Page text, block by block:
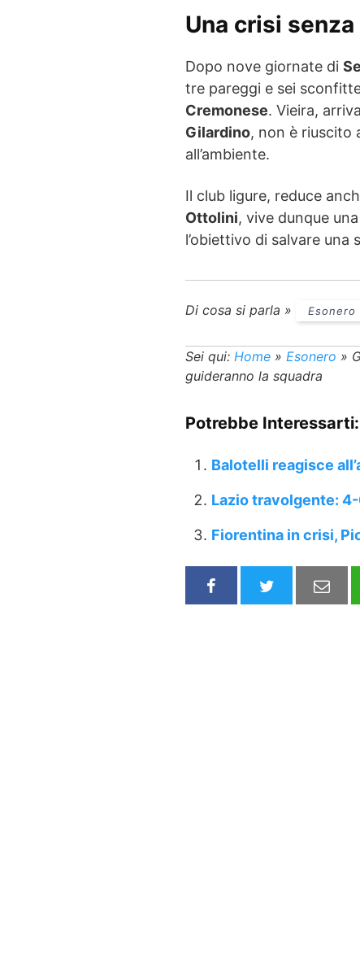
Una crisi
Dopo nove giornate di
tre pareggi e sei
Cremonese. Vieira,
Gilardino, non è riuscito
all’ambiente.
Il club ligure, reduce
Ottolini, vive dunque
l’obiettivo di salvare
Di cosa si parla » Esonero
Sei qui: Home » Esonero »
guideranno la squadra
Potrebbe Interessarti:
Balotelli reagisce
Lazio travolgente:
Fiorentina in crisi,